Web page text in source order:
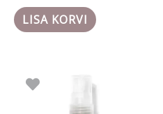
LISA KORVI